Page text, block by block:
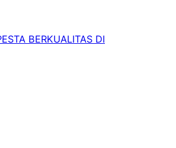
BERKUALITAS DI